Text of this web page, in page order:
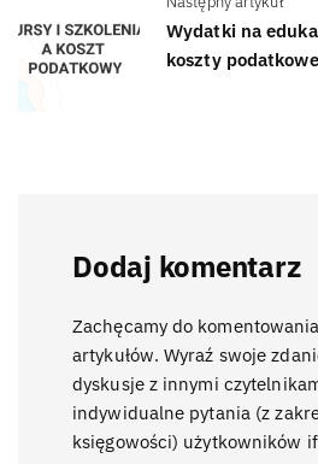
Wydatki na
koszty
Dodaj komentarz
Zachęcamy do
artykułów. Wyraź swoje
dyskusje z innymi
indywidualne pytania (z
księgowości) użytkowników